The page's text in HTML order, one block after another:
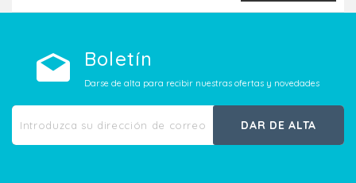
Boletín
Darse de alta para recibir nuestras ofertas y novedades
DAR DE ALTA